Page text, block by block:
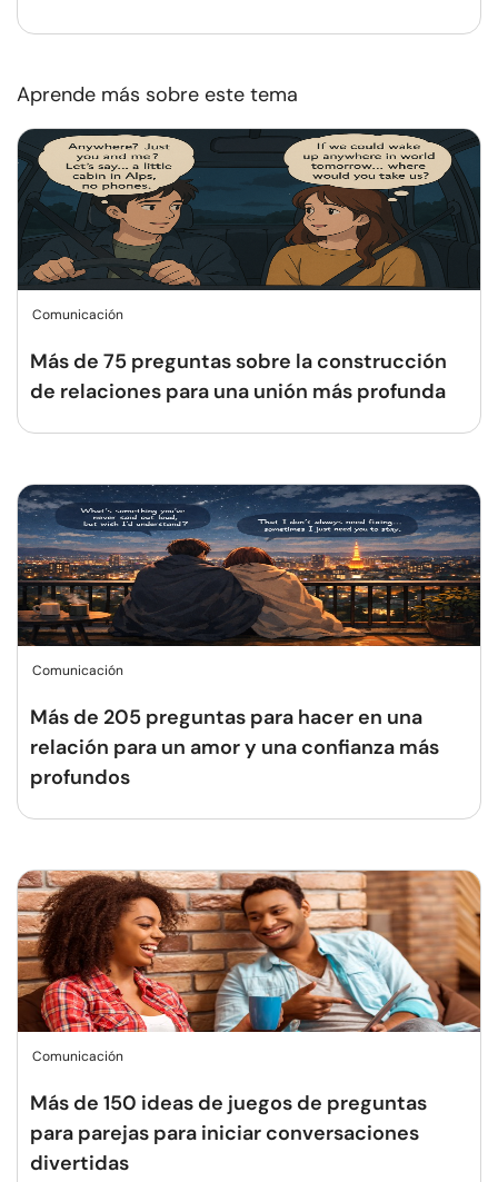
Aprende más sobre este tema
Comunicación
Más de 75 preguntas sobre la construcción
de relaciones para una unión más profunda
Comunicación
Más de 205 preguntas para hacer en una
relación para un amor y una confianza más
profundos
Comunicación
Más de 150 ideas de juegos de preguntas
para parejas para iniciar conversaciones
divertidas